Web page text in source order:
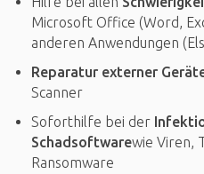
Microsoft Office (Word,
anderen Anwendungen
Reparatur externer
Scanner
Soforthilfe bei der
Schadsoftwarewie Viren,
Ransomware